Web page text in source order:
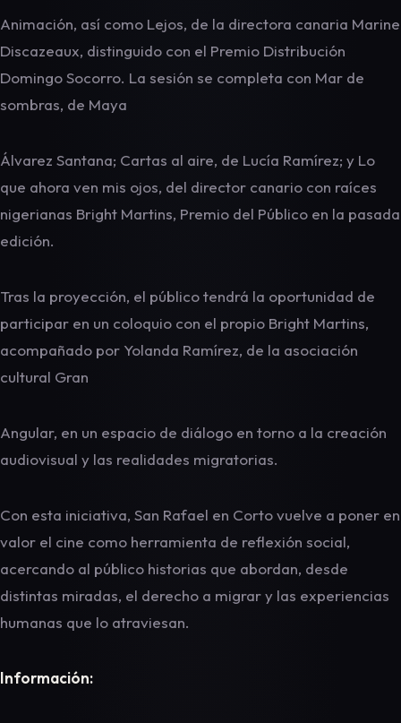
Animación, así como Lejos, de la directora canaria Marine
Discazeaux, distinguido con el Premio Distribución
Domingo Socorro. La sesión se completa con Mar de
sombras, de Maya
Álvarez Santana; Cartas al aire, de Lucía Ramírez; y Lo
que ahora ven mis ojos, del director canario con raíces
nigerianas Bright Martins, Premio del Público en la pasada
edición.
Tras la proyección, el público tendrá la oportunidad de
participar en un coloquio con el propio Bright Martins,
acompañado por Yolanda Ramírez, de la asociación
cultural Gran
Angular, en un espacio de diálogo en torno a la creación
audiovisual y las realidades migratorias.
Con esta iniciativa, San Rafael en Corto vuelve a poner en
valor el cine como herramienta de reflexión social,
acercando al público historias que abordan, desde
distintas miradas, el derecho a migrar y las experiencias
humanas que lo atraviesan.
Información: